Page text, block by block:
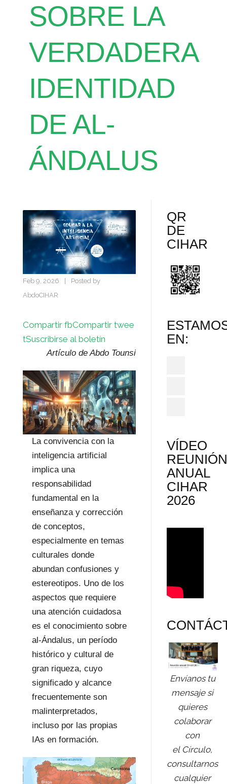
SOBRE LA
VERDADERA
IDENTIDAD
DE AL-
ÁNDALUS
Feb 9, 2026
Posted by
AbdoCIHAR
Compartir fbCompartir twee
tSuscribirse al boletín
Artículo de Abdo Tounsi
La convivencia con la
inteligencia artificial
implica una
responsabilidad
fundamental en la
enseñanza y corrección
de conceptos,
especialmente en temas
culturales donde
abundan confusiones y
estereotipos. Uno de los
aspectos que requiere
una atención cuidadosa
es el conocimiento sobre
al-Ándalus, un período
histórico y cultural de
gran riqueza, cuyo
significado y alcance
frecuentemente son
malinterpretados,
incluso por las propias
IAs en formación.
QR
DE
CIHAR
EN:
VÍDEO
ANUAL
CIHAR
2026
Envíanos tu
mensaje si
quieres
colaborar
con
el Círculo,
consultarnos
cualquier